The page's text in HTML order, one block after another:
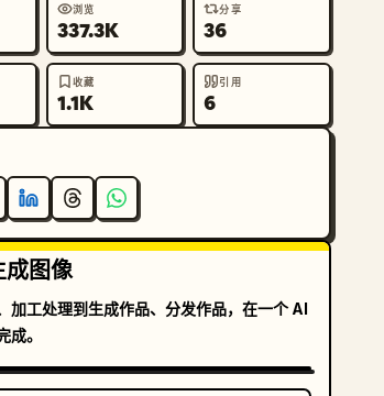
浏览
337.3K
分享
36
收藏
1.1K
引用
6
成图像
加工处理到生成作品、分发作品，在一个 AI
成。